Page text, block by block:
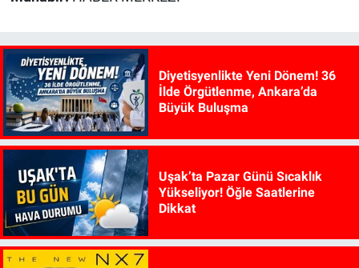
Diyetisyenlikte Yeni Dönem! 36
İlde Örgütlenme, Ankara’da
Büyük Buluşma
Uşak’ta Pazar Günü Sıcaklık
Yükseliyor! Öğle Saatlerine
Dikkat